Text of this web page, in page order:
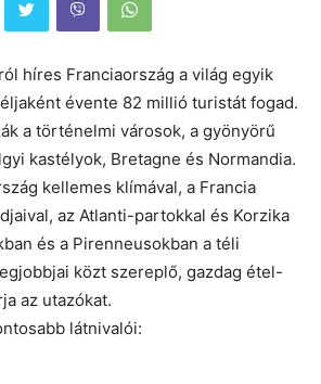
híres Franciaország a világ egyik
évente 82 millió turistát fogad.
a történelmi városok, a gyönyörű
kastélyok, Bretagne és Normandia.
kellemes klímával, a Francia
az Atlanti-partokkal és Korzika
és a Pirenneusokban a téli
közt szereplő, gazdag étel-
az utazókat.
látnivalói: